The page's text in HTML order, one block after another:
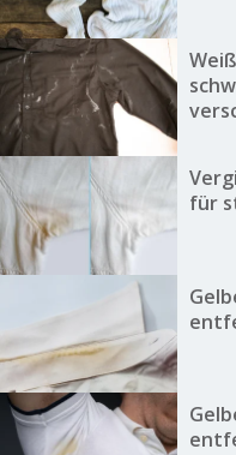
für